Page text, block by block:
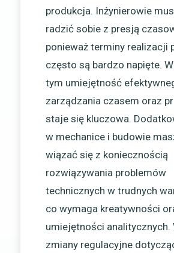
produkcja. Inżynierowie
radzić sobie z presją
ponieważ terminy realizacji
często są bardzo napięte.
tym umiejętność
zarządzania czasem oraz
staje się kluczowa.
w mechanice i budowie
wiązać się z koniecznością
rozwiązywania problemów
technicznych w trudnych
co wymaga kreatywności
umiejętności analitycznych.
zmiany regulacyjne